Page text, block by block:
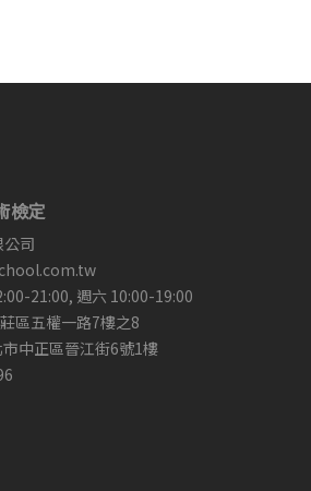
檢定
司
21:00, 週六 10:00-19:00
區五權一路7樓之8
中正區晉江街6號1樓